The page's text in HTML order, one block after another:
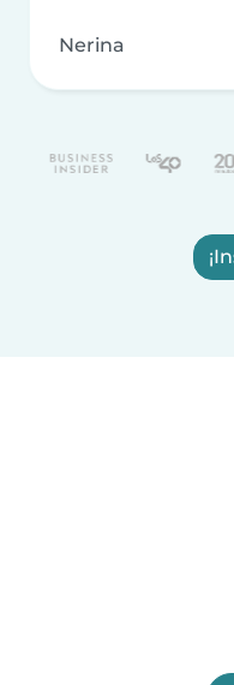
Nerina